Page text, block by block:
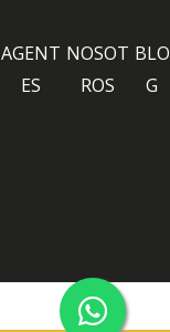
AGENT
ES
NOSOT
ROS
BLO
G